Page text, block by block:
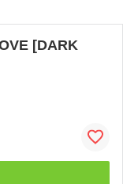
[DARK